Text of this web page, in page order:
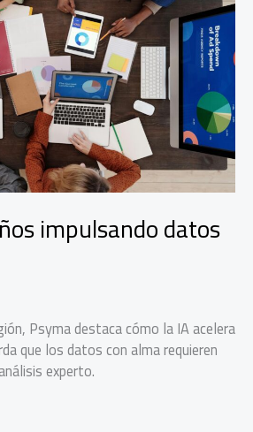
impulsando datos
Psyma destaca cómo la IA acelera
que los datos con alma requieren
experto.